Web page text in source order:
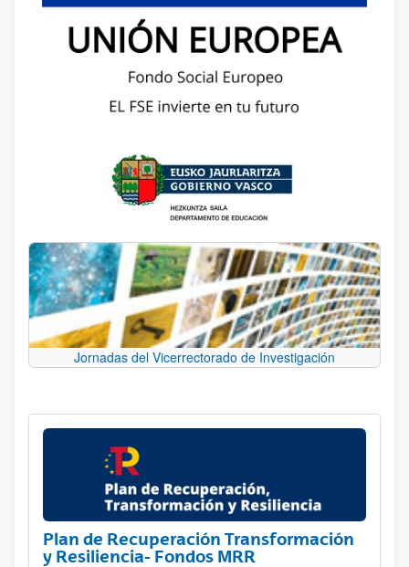
Jornadas del Vicerrectorado de Investigación
Plan de Recuperación Transformación
y Resiliencia- Fondos MRR